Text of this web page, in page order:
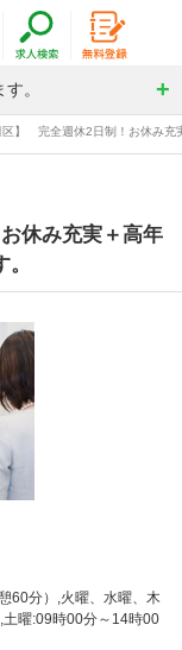
。
区】 完全週休2日制！お休み
休み充実＋高年
60分）,火曜、水曜、木
曜:09時00分～14時00